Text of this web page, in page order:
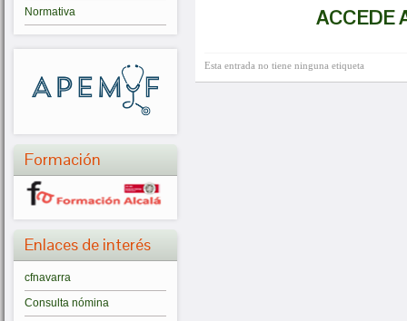
Normativa
Formación
Enlaces de interés
cfnavarra
Consulta nómina
ACCEDE
Esta entrada no tiene ninguna etiqueta